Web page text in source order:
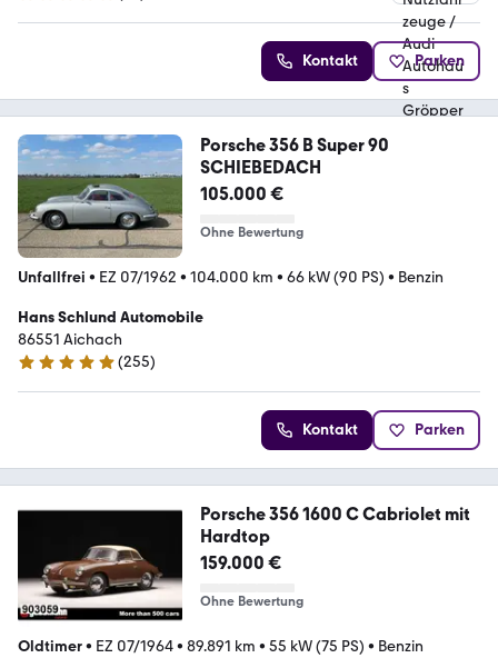
Kontakt Parken
Porsche 356 B Super 90
SCHIEBEDACH
105.000 €
Ohne Bewertung
Unfallfrei • EZ 07/1962 • 104.000 km • 66 kW (90 PS) • Benzin
Hans Schlund Automobile
86551 Aichach
4.9 Sterne
(255)
Kontakt Parken
Porsche 356 1600 C Cabriolet mit
Hardtop
159.000 €
Ohne Bewertung
Oldtimer• EZ 07/1964• 89.891 km • 55 kW (75 PS) • Benzin